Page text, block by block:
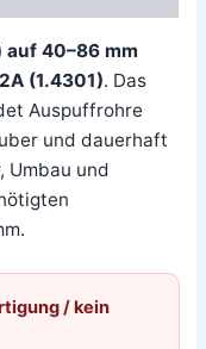
40–86 mm
(1.4301). Das
Auspuffrohre
und dauerhaft
Umbau und
/ kein